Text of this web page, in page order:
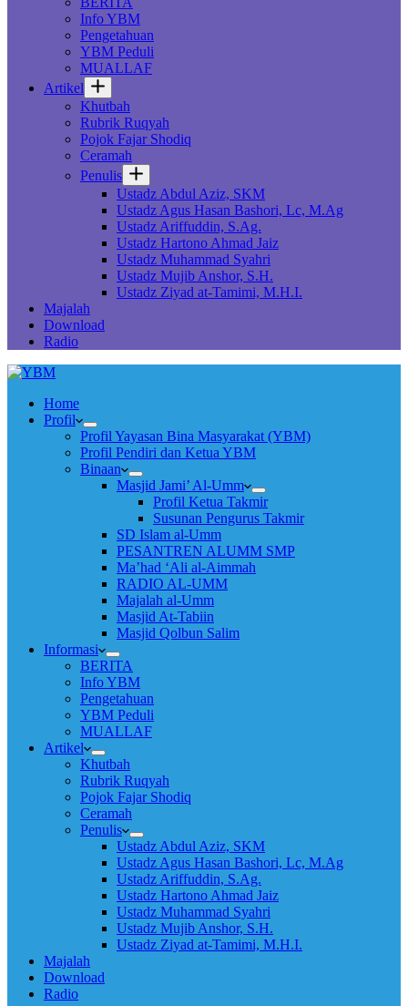
Info YBM
Pengetahuan
YBM Peduli
MUALLAF
Artikel
Khutbah
Rubrik Ruqyah
Pojok Fajar Shodiq
Ceramah
Penulis
Ustadz Abdul Aziz, SKM
Ustadz Agus Hasan Bashori, Lc, M.Ag
Ustadz Ariffuddin, S.Ag.
Ustadz Hartono Ahmad Jaiz
Ustadz Muhammad Syahri
Ustadz Mujib Anshor, S.H.
Ustadz Ziyad at-Tamimi, M.H.I.
Majalah
Download
Radio
Home
Profil
Profil Yayasan Bina Masyarakat (YBM)
Profil Pendiri dan Ketua YBM
Binaan
Masjid Jami’ Al-Umm
Profil Ketua Takmir
Susunan Pengurus Takmir
SD Islam al-Umm
PESANTREN ALUMM SMP
Ma’had ‘Ali al-Aimmah
RADIO AL-UMM
Majalah al-Umm
Masjid At-Tabiin
Masjid Qolbun Salim
Informasi
BERITA
Info YBM
Pengetahuan
YBM Peduli
MUALLAF
Artikel
Khutbah
Rubrik Ruqyah
Pojok Fajar Shodiq
Ceramah
Penulis
Ustadz Abdul Aziz, SKM
Ustadz Agus Hasan Bashori, Lc, M.Ag
Ustadz Ariffuddin, S.Ag.
Ustadz Hartono Ahmad Jaiz
Ustadz Muhammad Syahri
Ustadz Mujib Anshor, S.H.
Ustadz Ziyad at-Tamimi, M.H.I.
Majalah
Download
Radio